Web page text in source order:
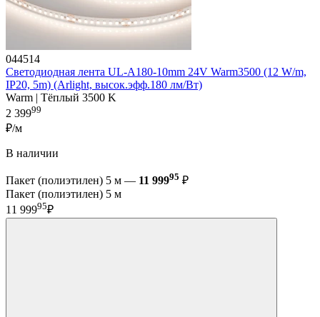
044514
Светодиодная лента UL-A180-10mm 24V Warm3500 (12 W/m,
IP20, 5m) (Arlight, высок.эфф.180 лм/Вт)
Warm | Тёплый 3500 K
2 39999
₽/м
В наличии
Пакет (полиэтилен) 5 м — 11 99995 ₽
Пакет (полиэтилен) 5 м
11 99995₽